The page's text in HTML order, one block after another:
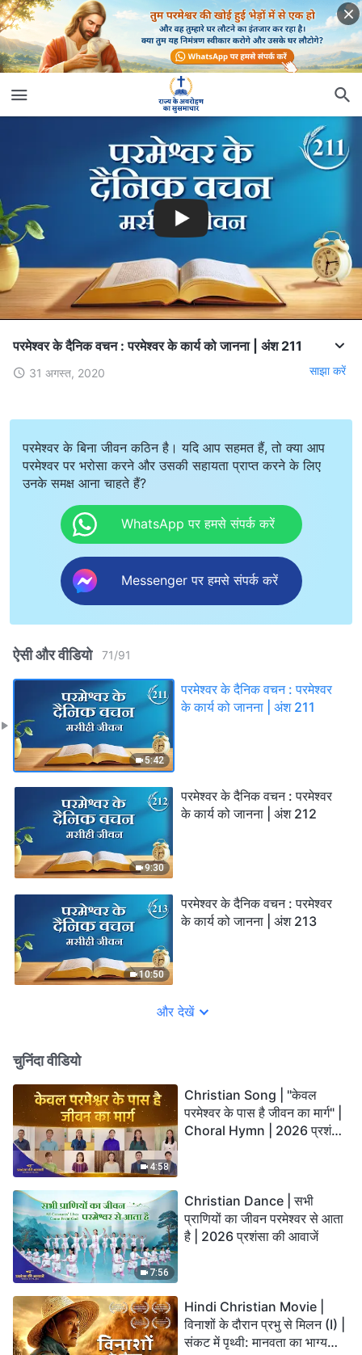
परमेश्वर के दैनिक वचन : परमेश्वर के कार्य को जानना | अंश 211
31 अगस्त, 2020 साझा करें
परमेश्वर के बिना जीवन कठिन है। यदि आप सहमत हैं, तो क्या आप
परमेश्वर पर भरोसा करने और उसकी सहायता प्राप्त करने के लिए
उनके समक्ष आना चाहते हैं?
WhatsApp पर हमसे संपर्क करें
Messenger पर हमसे संपर्क करें
ऐसी और वीडियो 71/91
5:42
परमेश्वर के दैनिक वचन : परमेश्वर
के कार्य को जानना | अंश 211
9:30
परमेश्वर के दैनिक वचन : परमेश्वर
के कार्य को जानना | अंश 212
10:50
परमेश्वर के दैनिक वचन : परमेश्वर
के कार्य को जानना | अंश 213
और देखें
चुनिंदा वीडियो
4:58
Christian Song | "केवल
परमेश्वर के पास है जीवन का मार्ग" |
Choral Hymn | 2026 प्रशंसा
7:56
Christian Dance | सभी
प्राणियों का जीवन परमेश्वर से आता
है | 2026 प्रशंसा की आवाजें
Hindi Christian Movie |
विनाशों के दौरान प्रभु से मिलन (I) |
संकट में पृथ्वी: मानवता का भाग्य